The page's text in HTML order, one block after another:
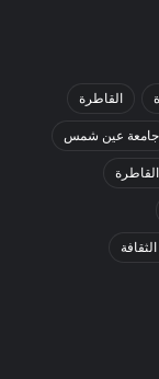
القاطرة
جامعة عين شمس